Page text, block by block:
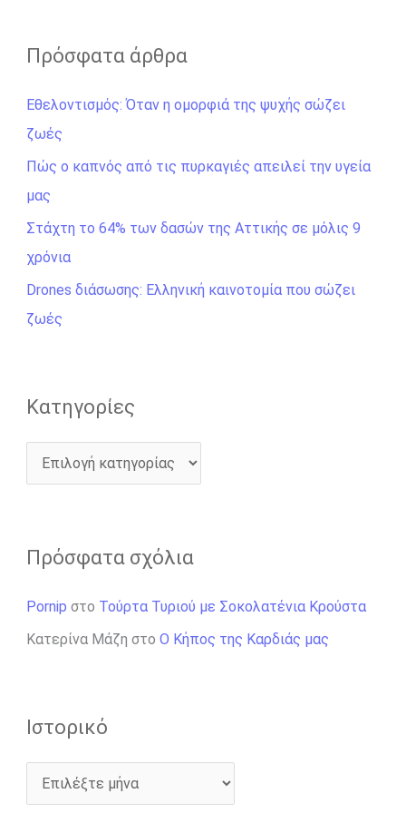
ζ
τ
η
σ
η
γ
ι
α
:
Πρόσφατα άρθρα
Εθελοντισμός: Όταν η ομορφιά της ψυχής σώζει
ζωές
Πώς ο καπνός από τις πυρκαγιές απειλεί την υγεία
μας
Στάχτη το 64% των δασών της Αττικής σε μόλις 9
χρόνια
Drones διάσωσης: Ελληνική καινοτομία που σώζει
ζωές
Kατηγορίες
Πρόσφατα σχόλια
Pornip στο Τούρτα Τυριού με Σοκολατένια Κρούστα
Κατερίνα Μάζη στο Ο Κήπος της Καρδιάς μας
Ιστορικό